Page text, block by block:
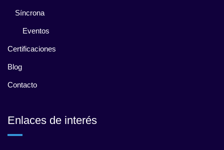
Síncrona
Eventos
Certificaciones
Blog
Contacto
Enlaces de interés